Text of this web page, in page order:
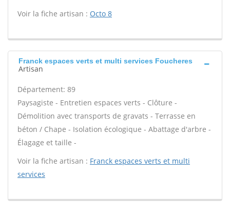
Voir la fiche artisan : Octo 8
Franck espaces verts et multi services Foucheres
Artisan
Département: 89
Paysagiste - Entretien espaces verts - Clôture -
Démolition avec transports de gravats - Terrasse en
béton / Chape - Isolation écologique - Abattage d'arbre -
Élagage et taille -
Voir la fiche artisan : Franck espaces verts et multi
services